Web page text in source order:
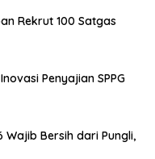
Rekrut 100 Satgas
Penyajian SPPG
Wajib Bersih dari Pungli,